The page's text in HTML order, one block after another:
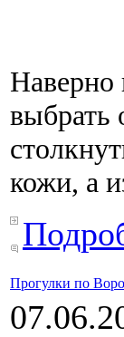
Наверно
выбрать
кожи, а
Прогулки по